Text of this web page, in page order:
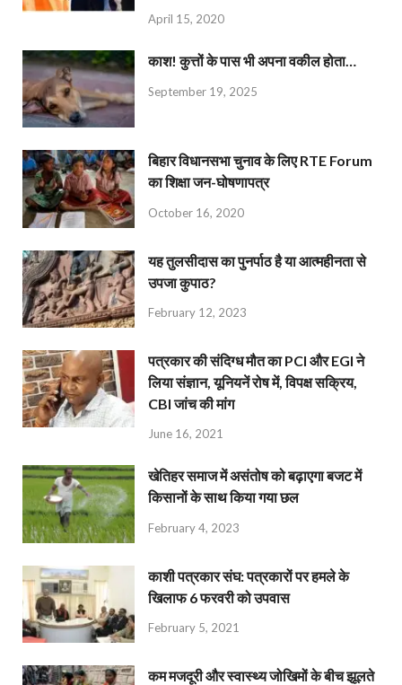
April 15, 2020
काश! कुत्तों के पास भी अपना वकील होता…
September 19, 2025
बिहार विधानसभा चुनाव के लिए RTE Forum
का शिक्षा जन-घोषणापत्र
October 16, 2020
यह तुलसीदास का पुनर्पाठ है या आत्महीनता से
उपजा कुपाठ?
February 12, 2023
पत्रकार की संदिग्ध मौत का PCI और EGI ने
लिया संज्ञान, यूनियनें रोष में, विपक्ष सक्रिय,
CBI जांच की मांग
June 16, 2021
खेतिहर समाज में असंतोष को बढ़ाएगा बजट में
किसानों के साथ किया गया छल
February 4, 2023
काशी पत्रकार संघ: पत्रकारों पर हमले के
खिलाफ 6 फरवरी को उपवास
February 5, 2021
कम मजदूरी और स्वास्थ्य जोखिमों के बीच झूलते